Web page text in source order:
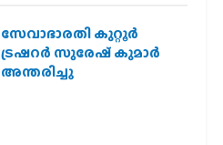
സേവാഭാരതി കുറ്റൂർ
ട്രഷറർ സുരേഷ് കുമാർ
അന്തരിച്ചു